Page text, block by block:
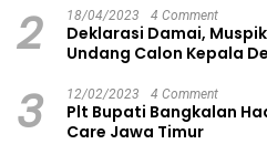
2 18/04/2023 4 Comment
Deklarasi Damai,
Undang Calon Kepala
3 12/02/2023 4 Comment
Plt Bupati Bangkalan
Care Jawa Timur